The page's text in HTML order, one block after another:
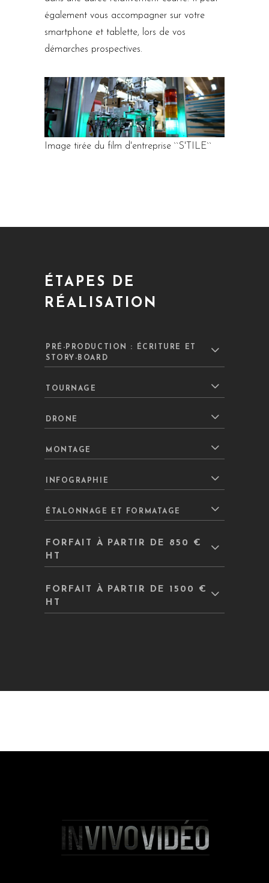
également vous accompagner sur votre
smartphone et tablette, lors de vos
démarches prospectives.
Image tirée du film d'entreprise ``S'TILE``
ÉTAPES DE
RÉALISATION
PRÉ-PRODUCTION : ÉCRITURE ET
STORY-BOARD
TOURNAGE
DRONE
MONTAGE
INFOGRAPHIE
ÉTALONNAGE ET FORMATAGE
FORFAIT À PARTIR DE 850 €
HT
FORFAIT À PARTIR DE 1500 €
HT